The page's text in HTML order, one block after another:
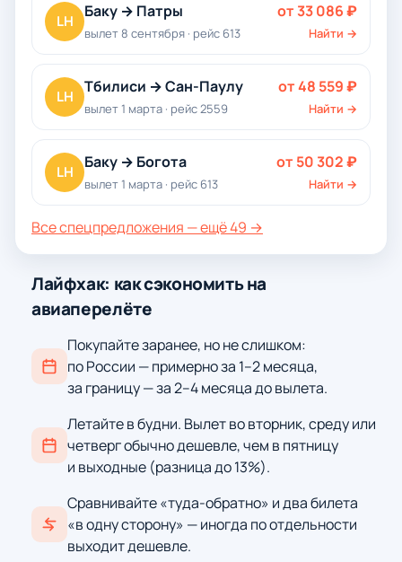
LH
Баку → Патры
вылет 8 сентября · рейс 613
от 33 086 ₽
Найти →
LH
Тбилиси → Сан-Паулу
вылет 1 марта · рейс 2559
от 48 559 ₽
Найти →
LH
Баку → Богота
вылет 1 марта · рейс 613
от 50 302 ₽
Найти →
Все спецпредложения — ещё 49 →
Лайфхак: как сэкономить на
авиаперелёте
Покупайте заранее, но не слишком:
по России — примерно за 1–2 месяца,
за границу — за 2–4 месяца до вылета.
Летайте в будни. Вылет во вторник, среду или
четверг обычно дешевле, чем в пятницу
и выходные (разница до 13%).
Сравнивайте «туда-обратно» и два билета
«в одну сторону» — иногда по отдельности
выходит дешевле.